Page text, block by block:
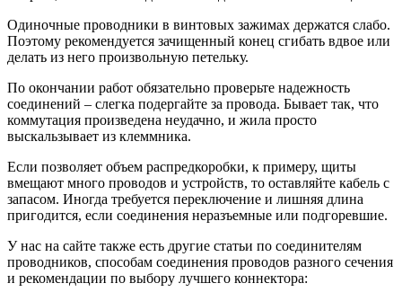
Одиночные проводники в винтовых зажимах держатся слабо.
Поэтому рекомендуется зачищенный конец сгибать вдвое или
делать из него произвольную петельку.
По окончании работ обязательно проверьте надежность
соединений – слегка подергайте за провода. Бывает так, что
коммутация произведена неудачно, и жила просто
выскальзывает из клеммника.
Если позволяет объем распредкоробки, к примеру, щиты
вмещают много проводов и устройств, то оставляйте кабель с
запасом. Иногда требуется переключение и лишняя длина
пригодится, если соединения неразъемные или подгоревшие.
У нас на сайте также есть другие статьи по соединителям
проводников, способам соединения проводов разного сечения
и рекомендации по выбору лучшего коннектора: